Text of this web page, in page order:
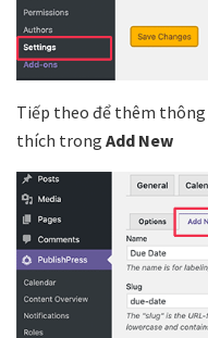
Tiếp theo để thêm
thích trong Add New